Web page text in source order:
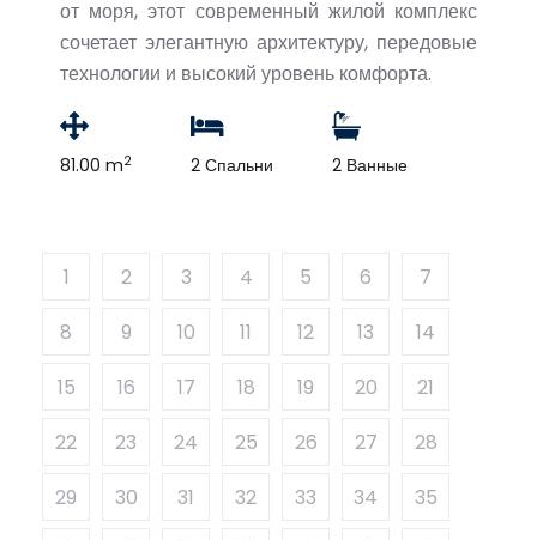
от моря, этот современный жилой комплекс
сочетает элегантную архитектуру, передовые
технологии и высокий уровень комфорта.
81.00 m2 2 Спальни 2 Ванные
1 2 3 4 5 6
7
8
9 10 11 12 13
14
15
16 17 18 19 20
21
22
23 24 25 26 27
28
29
30 31 32 33 34
35